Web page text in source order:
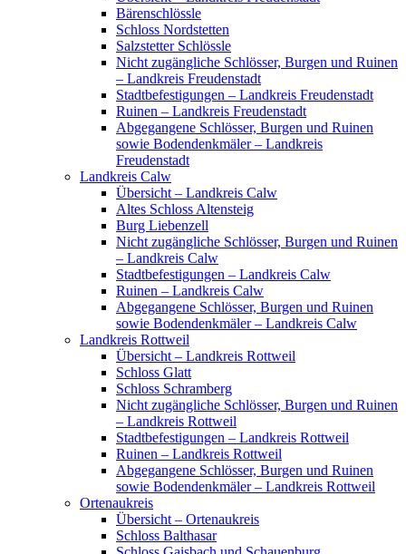
Bärenschlössle
Schloss Nordstetten
Salzstetter Schlössle
Nicht zugängliche Schlösser, Burgen und Ruinen
– Landkreis Freudenstadt
Stadtbefestigungen – Landkreis Freudenstadt
Ruinen – Landkreis Freudenstadt
Abgegangene Schlösser, Burgen und Ruinen
sowie Bodendenkmäler – Landkreis
Freudenstadt
Landkreis Calw
Übersicht – Landkreis Calw
Altes Schloss Altensteig
Burg Liebenzell
Nicht zugängliche Schlösser, Burgen und Ruinen
– Landkreis Calw
Stadtbefestigungen – Landkreis Calw
Ruinen – Landkreis Calw
Abgegangene Schlösser, Burgen und Ruinen
sowie Bodendenkmäler – Landkreis Calw
Landkreis Rottweil
Übersicht – Landkreis Rottweil
Schloss Glatt
Schloss Schramberg
Nicht zugängliche Schlösser, Burgen und Ruinen
– Landkreis Rottweil
Stadtbefestigungen – Landkreis Rottweil
Ruinen – Landkreis Rottweil
Abgegangene Schlösser, Burgen und Ruinen
sowie Bodendenkmäler – Landkreis Rottweil
Ortenaukreis
Übersicht – Ortenaukreis
Schloss Balthasar